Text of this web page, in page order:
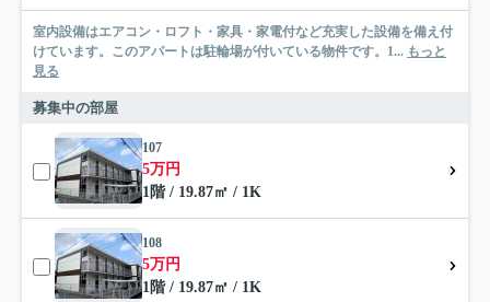
室内設備はエアコン・ロフト・家具・家電付など充実した設備を備え付
けています。このアパートは駐輪場が付いている物件です。1... もっと
見る
募集中の部屋
107
5万円
1階 / 19.87㎡ / 1K
108
5万円
1階 / 19.87㎡ / 1K